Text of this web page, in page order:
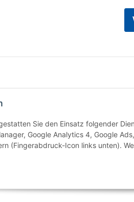
Sie den Einsatz folgender
Google Analytics 4, Google
(Fingerabdruck-Icon links unten).